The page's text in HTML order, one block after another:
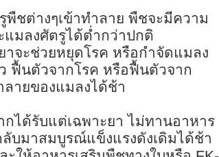
ชต่างๆเข้าทำลาย พืชจะมีความ
มลงศัตรูได้ต่ำกว่าปกติ
าจะช่วยหยุดโรค หรือกำจัดแมลง
ฟื้นตัวจากโรค หรือฟื้นตัวจาก
ลายของแมลงได้ช้า
ได้รับแต่เฉพาะยา ไม่ทานอาหาร
บมาสมบูรณ์แข็งแรงดังเดิมได้ช้า